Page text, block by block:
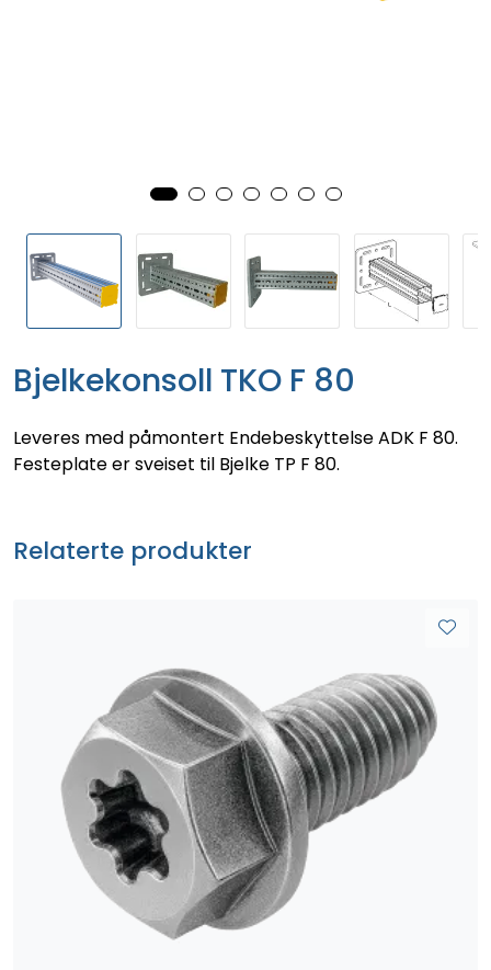
Bjelkekonsoll TKO F 80
Leveres med påmontert Endebeskyttelse ADK F 80.
Festeplate er sveiset til Bjelke TP F 80.
Relaterte produkter